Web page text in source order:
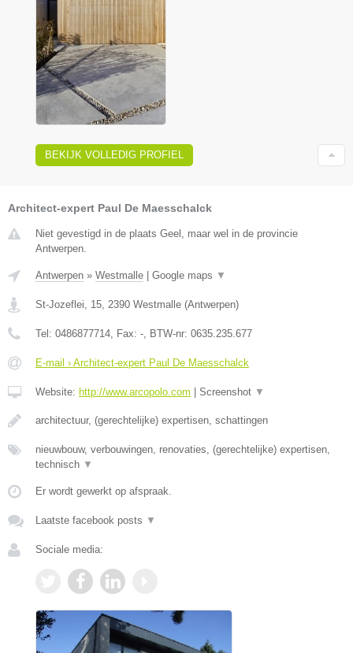
BEKIJK VOLLEDIG PROFIEL
Architect-expert Paul De Maesschalck
Niet gevestigd in de plaats Geel, maar wel in de provincie
Antwerpen.
Antwerpen » Westmalle Google maps ▼
St-Jozeflei, 15, 2390 Westmalle (Antwerpen)
Tel: 0486877714, Fax: -, BTW-nr: 0635.235.677
E-mail › Architect-expert Paul De Maesschalck
Website: http://www.arcopolo.com Screenshot ▼
architectuur, (gerechtelijke) expertisen, schattingen
nieuwbouw, verbouwingen, renovaties, (gerechtelijke) expertisen,
technisch ▼
Er wordt gewerkt op afspraak.
Laatste facebook posts ▼
Sociale media: